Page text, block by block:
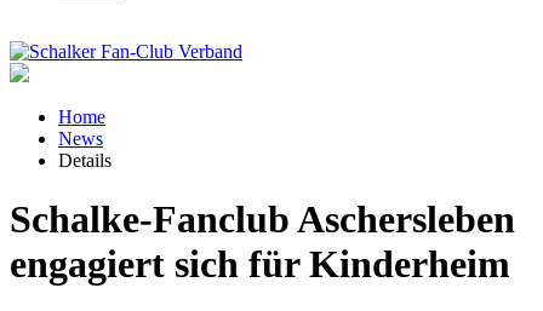
Home
News
Details
Schalke-Fanclub Aschersleben
engagiert sich für Kinderheim